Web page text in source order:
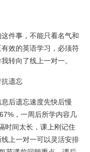
件事，不能只看名气和
效的英语学习，必须符
转向了线上一对一。
遗忘
后遗忘速度先快后慢
，一周后所学内容几
时间太长，课上刚记住
上一对一可以灵活安排